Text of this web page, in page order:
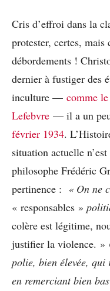
Cris d’effroi dans la
protester, certes,
débordements !
dernier à fustiger des
inculture — comme
Lefebvre — il a un
février 1934.
situation actuelle
philosophe Frédéric
pertinence : « On ne
« responsables »
colère est légitime,
justifier la violence. »
polie, bien élevée, qui
en remerciant bien